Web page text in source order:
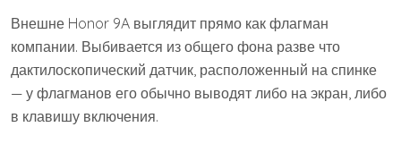
Внешне Honor 9A выглядит прямо как флагман
компании. Выбивается из общего фона разве что
дактилоскопический датчик, расположенный на спинке
— у флагманов его обычно выводят либо на экран, либо
в клавишу включения.